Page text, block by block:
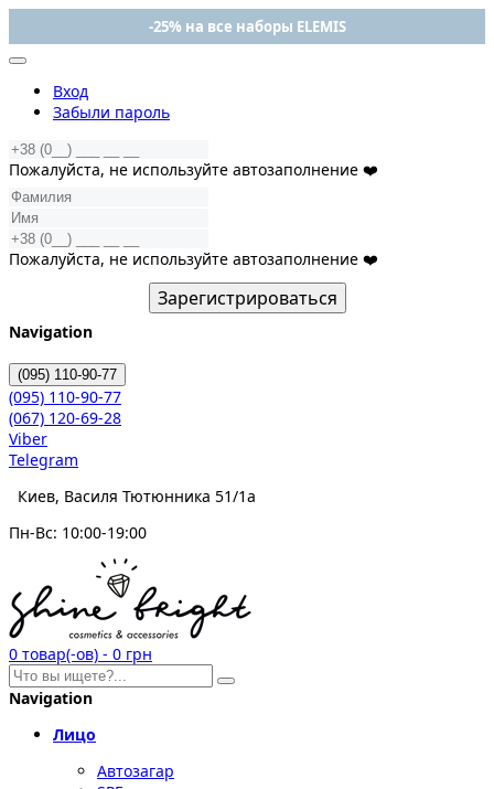
-25% на все наборы ELEMIS
Вход
Забыли пароль
Пожалуйста, не используйте автозаполнение ❤️
Пожалуйста, не используйте автозаполнение ❤️
Зарегистрироваться
Navigation
(095) 110-90-77
(095) 110-90-77
(067) 120-69-28
Viber
Telegram
Киев, Василя Тютюнника 51/1а
Пн-Вс: 10:00-19:00
0 товар(-ов) - 0 грн
Navigation
Лицо
Автозагар